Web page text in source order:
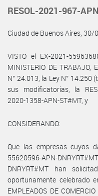
RESOL-2021-967-
Ciudad de Buenos Aires, 30/
VISTO el EX-2021-
MINISTERIO DE TRABAJO,
N° 24.013, la Ley N° 14.250
sus modificatorias, la
2020-1358-APN-ST#MT, y
CONSIDERANDO:
Que las empresas cuyos
55620596-APN-
DNRYRT#MT han
oportunamente celebrado
EMPLEADOS DE